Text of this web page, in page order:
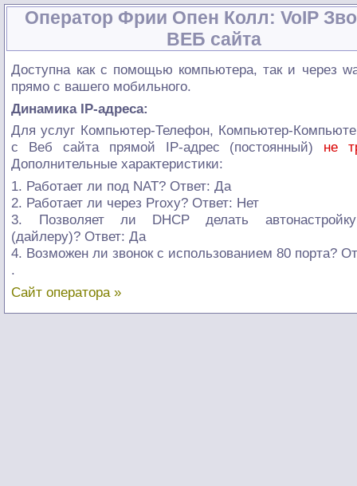
Оператор Фрии Опен Колл: VoIP
ВЕБ сайта
Доступна как с помощью компьютера, так и через
прямо с вашего мобильного.
Динамика IP-адреса:
Для услуг Компьютер-Телефон, Компьютер-
с Веб сайта прямой IP-адрес (постоянный) не
Дополнительные характеристики:
1. Работает ли под NAT? Ответ: Да
2. Работает ли через Proxy? Ответ: Нет
3. Позволяет ли DHCP делать
(дайлеру)? Ответ: Да
4. Возможен ли звонок с использованием 80 порта?
.
Сайт оператора »